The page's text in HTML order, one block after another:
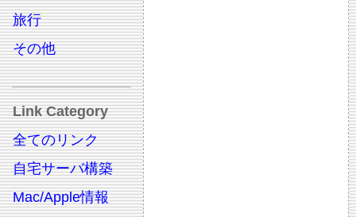
旅行
その他
Link Category
全てのリンク
自宅サーバ構築
Mac/Apple情報